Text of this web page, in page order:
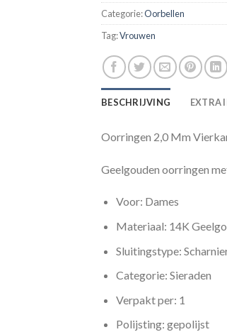
Categorie:Oorbellen
Tag:Vrouwen
BESCHRIJVING EXTRA
Oorringen 2,0 Mm
Geelgouden oorringen
Voor: Dames
Materiaal: 14K
Sluitingstype:
Categorie: Sieraden
Verpakt per: 1
Polijsting: gepolijst